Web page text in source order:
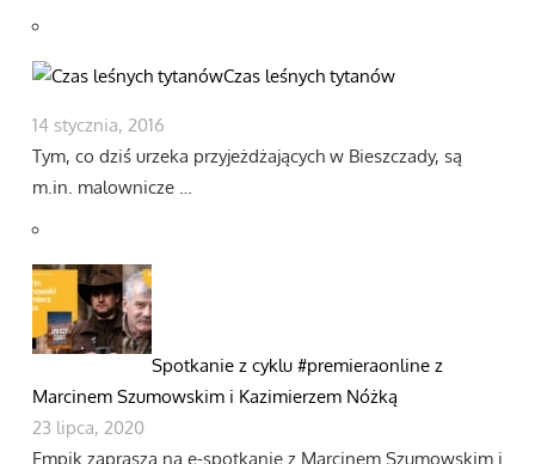
Czas leśnych tytanów
14 stycznia, 2016
Tym, co dziś urzeka przyjeżdżających w Bieszczady, są
m.in. malownicze …
Spotkanie z cyklu #premieraonline z
Marcinem Szumowskim i Kazimierzem Nóżką
23 lipca, 2020
Empik zaprasza na e-spotkanie z Marcinem Szumowskim i